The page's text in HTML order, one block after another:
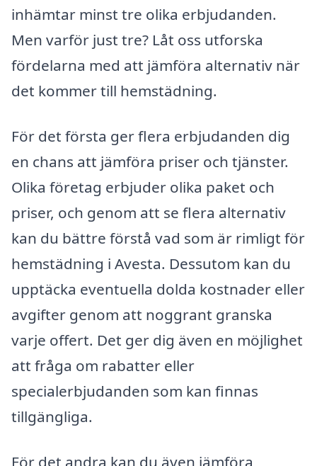
inhämtar minst tre olika erbjudanden.
Men varför just tre? Låt oss utforska
fördelarna med att jämföra alternativ när
det kommer till hemstädning.
För det första ger flera erbjudanden dig
en chans att jämföra priser och tjänster.
Olika företag erbjuder olika paket och
priser, och genom att se flera alternativ
kan du bättre förstå vad som är rimligt för
hemstädning i Avesta. Dessutom kan du
upptäcka eventuella dolda kostnader eller
avgifter genom att noggrant granska
varje offert. Det ger dig även en möjlighet
att fråga om rabatter eller
specialerbjudanden som kan finnas
tillgängliga.
För det andra kan du även jämföra